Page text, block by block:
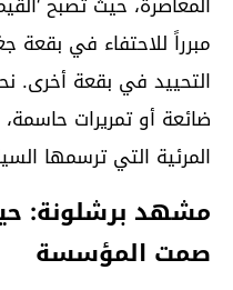
مبرراً للاحتفاء في بقعة
التحييد في بقعة أخرى.
ضائعة أو تمريرات
المرئية التي ترسمها
مشهد برشلونة:
صمت المؤسسة